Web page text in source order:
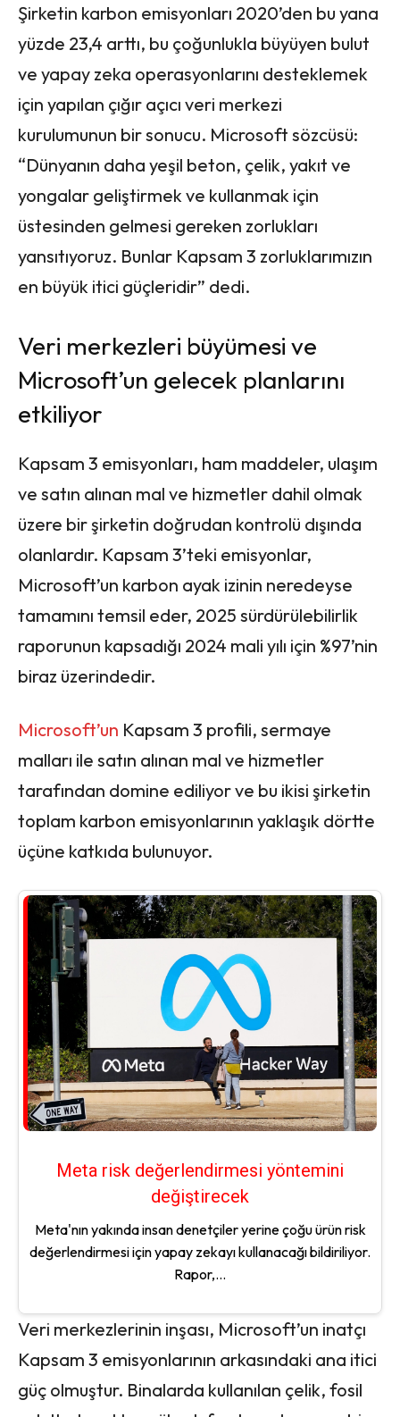
Şirketin karbon emisyonları 2020’den bu yana
yüzde 23,4 arttı, bu çoğunlukla büyüyen bulut
ve yapay zeka operasyonlarını desteklemek
için yapılan çığır açıcı veri merkezi
kurulumunun bir sonucu. Microsoft sözcüsü:
“Dünyanın daha yeşil beton, çelik, yakıt ve
yongalar geliştirmek ve kullanmak için
üstesinden gelmesi gereken zorlukları
yansıtıyoruz. Bunlar Kapsam 3 zorluklarımızın
en büyük itici güçleridir” dedi.
Veri merkezleri büyümesi ve
Microsoft’un gelecek planlarını
etkiliyor
Kapsam 3 emisyonları, ham maddeler, ulaşım
ve satın alınan mal ve hizmetler dahil olmak
üzere bir şirketin doğrudan kontrolü dışında
olanlardır. Kapsam 3’teki emisyonlar,
Microsoft’un karbon ayak izinin neredeyse
tamamını temsil eder, 2025 sürdürülebilirlik
raporunun kapsadığı 2024 mali yılı için %97’nin
biraz üzerindedir.
Microsoft’un Kapsam 3 profili, sermaye
malları ile satın alınan mal ve hizmetler
tarafından domine ediliyor ve bu ikisi şirketin
toplam karbon emisyonlarının yaklaşık dörtte
üçüne katkıda bulunuyor.
Meta risk değerlendirmesi yöntemini
değiştirecek
Meta'nın yakında insan denetçiler yerine çoğu ürün risk
değerlendirmesi için yapay zekayı kullanacağı bildiriliyor.
Rapor,...
Veri merkezlerinin inşası, Microsoft’un inatçı
Kapsam 3 emisyonlarının arkasındaki ana itici
güç olmuştur. Binalarda kullanılan çelik, fosil